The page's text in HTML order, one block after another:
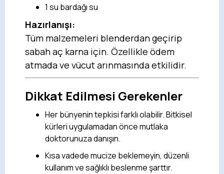
1 su bardağı su
Hazırlanışı:
Tüm malzemeleri blenderdan geçirip
sabah aç karna için. Özellikle ödem
atmada ve vücut arınmasında etkilidir.
Dikkat Edilmesi Gerekenler
Her bünyenin tepkisi farklı olabilir. Bitkisel
kürleri uygulamadan önce mutlaka
doktorunuza danışın.
Kısa vadede mucize beklemeyin, düzenli
kullanım ve sağlıklı beslenme şarttır.